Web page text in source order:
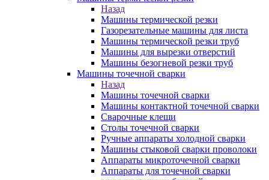
Назад
Машины термической резки
Газорезательные машины для листа
Машины термической резки труб
Машины для вырезки отверстий
Машины безогневой резки труб
Машины точечной сварки
Назад
Машины точечной сварки
Машины контактной точечной сварки
Сварочные клещи
Столы точечной сварки
Ручные аппараты холодной сварки
Машины стыковой сварки проволоки
Аппараты микроточечной сварки
Аппараты для точечной сварки